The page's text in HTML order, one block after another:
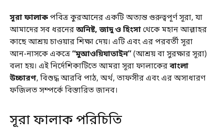
সূরা ফালাকপবিত্র কুরআনের একটি অত্যন্ত গুরুত্বপূর্ণ সূরা, যা
আমাদের সব ধরনেরঅনিষ্ট, জাদু ও হিংসাথেকে মহান আল্লাহর
কাছে আশ্রয় চাওয়ার শিক্ষা দেয়। এটি এবং এর পরবর্তী সূরা
আন-নাসকে একত্রে“মুআওয়িযাতাইন”(আশ্রয় বা সুরক্ষার সূরা)
বলা হয়। এই নির্দেশিকাটিতে আমরা সূরা ফালাকেরবাংলা
উচ্চারণ, বিশুদ্ধ আরবি পাঠ, অর্থ, তাফসীর এবং এর অসাধারণ
ফজিলত সম্পর্কে বিস্তারিত জানব।
সূরা ফালাক পরিচিতি